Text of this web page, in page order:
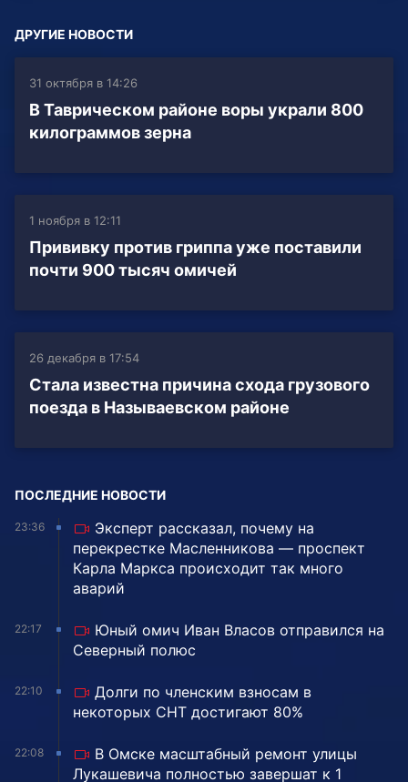
ДРУГИЕ НОВОСТИ
31 октября в 14:26
В Таврическом районе воры украли 800
килограммов зерна
1 ноября в 12:11
Прививку против гриппа уже поставили
почти 900 тысяч омичей
26 декабря в 17:54
Стала известна причина схода грузового
поезда в Называевском районе
ПОСЛЕДНИЕ НОВОСТИ
23:36
Эксперт рассказал, почему на
перекрестке Масленникова — проспект
Карла Маркса происходит так много
аварий
22:17
Юный омич Иван Власов отправился на
Северный полюс
22:10
Долги по членским взносам в
некоторых СНТ достигают 80%
22:08
В Омске масштабный ремонт улицы
Лукашевича полностью завершат к 1